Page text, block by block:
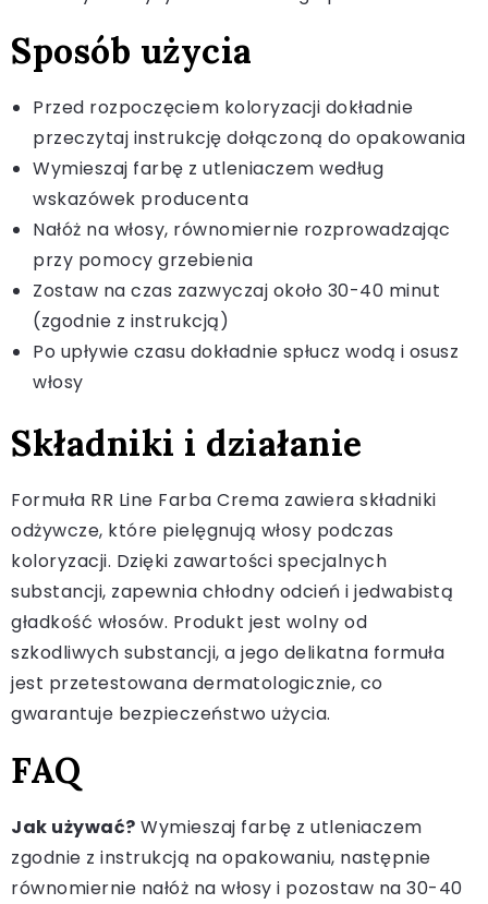
Sposób użycia
Przed rozpoczęciem koloryzacji dokładnie
przeczytaj instrukcję dołączoną do opakowania
Wymieszaj farbę z utleniaczem według
wskazówek producenta
Nałóż na włosy, równomiernie rozprowadzając
przy pomocy grzebienia
Zostaw na czas zazwyczaj około 30-40 minut
(zgodnie z instrukcją)
Po upływie czasu dokładnie spłucz wodą i osusz
włosy
Składniki i działanie
Formuła RR Line Farba Crema zawiera składniki
odżywcze, które pielęgnują włosy podczas
koloryzacji. Dzięki zawartości specjalnych
substancji, zapewnia chłodny odcień i jedwabistą
gładkość włosów. Produkt jest wolny od
szkodliwych substancji, a jego delikatna formuła
jest przetestowana dermatologicznie, co
gwarantuje bezpieczeństwo użycia.
FAQ
Jak używać? Wymieszaj farbę z utleniaczem
zgodnie z instrukcją na opakowaniu, następnie
równomiernie nałóż na włosy i pozostaw na 30-40